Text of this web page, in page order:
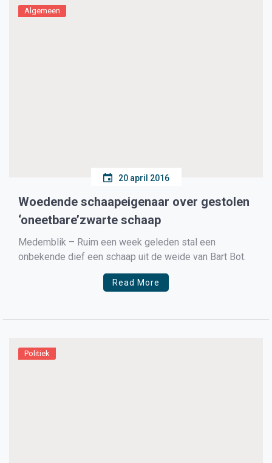
Algemeen
20 april 2016
Woedende schaapeigenaar over gestolen
‘oneetbare’zwarte schaap
Medemblik – Ruim een week geleden stal een
onbekende dief een schaap uit de weide van Bart Bot.
Read More
Politiek